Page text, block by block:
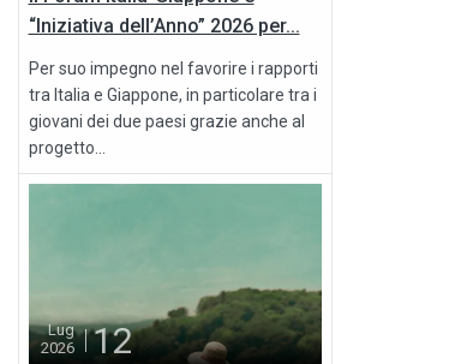
“Iniziativa dell’Anno” 2026 per...
Per suo impegno nel favorire i rapporti
tra Italia e Giappone, in particolare tra i
giovani dei due paesi grazie anche al
progetto...
Lug
2026
12